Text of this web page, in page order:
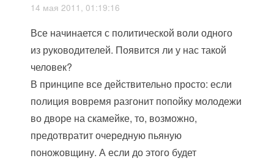
14 мая 2011, 01:19:16
Все начинается с политической воли одного
из руководителей. Появится ли у нас такой
человек?
В принципе все действительно просто: если
полиция вовремя разгонит попойку молодежи
во дворе на скамейке, то, возможно,
предотвратит очередную пьяную
поножовщину. А если до этого будет